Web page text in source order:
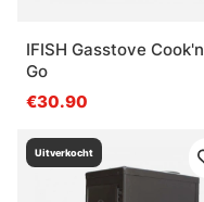
IFISH Gasstove Cook'n
Go
€30.90
Uitverkocht